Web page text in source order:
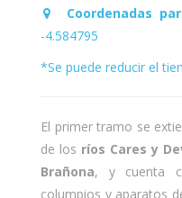
Coordenadas
-4.584795
*Se puede reducir el
El primer tramo se
de los ríos Cares y
Brañona, y cuenta
columpios y aparatos